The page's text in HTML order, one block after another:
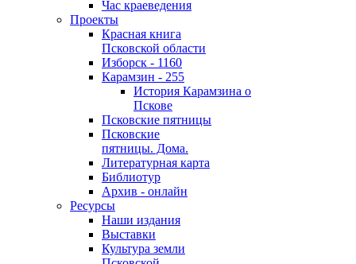
Час краеведения
Проекты
Красная книга
Псковской области
Изборск - 1160
Карамзин - 255
История Карамзина о
Пскове
Псковские пятницы
Псковские
пятницы. Дома.
Литературная карта
Библиотур
Архив - онлайн
Ресурсы
Наши издания
Выставки
Культура земли